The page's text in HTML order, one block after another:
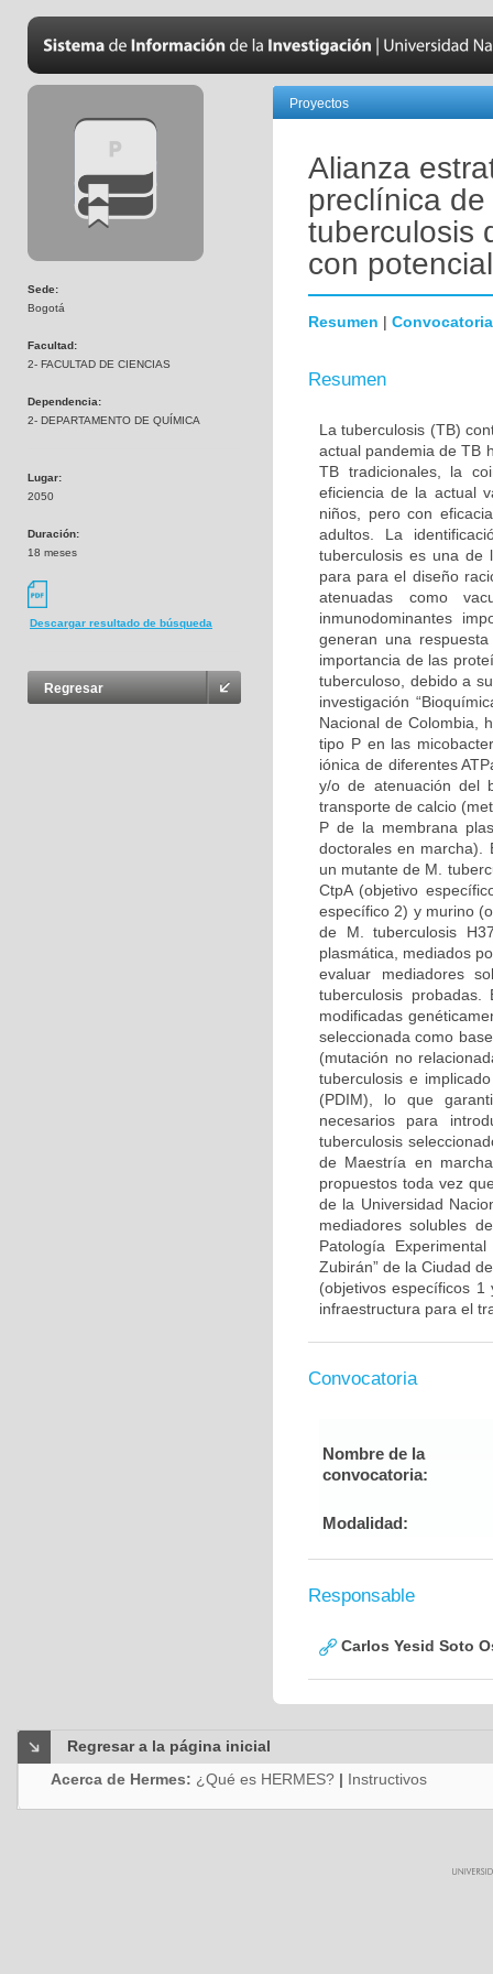
Sede:
Bogotá
Facultad:
2- FACULTAD DE CIENCIAS
Dependencia:
2- DEPARTAMENTO DE QUÍMICA
Lugar:
2050
Duración:
18 meses
Descargar resultado de búsqueda
Regresar
Proyectos
Alianza
preclínica
tuberculosis
con
Resumen | Convocatoria
Resumen
La tuberculosis (TB)
actual pandemia de TB
TB tradicionales, la
eficiencia de la actual
niños, pero con
adultos. La
tuberculosis es una de
para para el diseño
atenuadas como
inmunodominantes
generan una
importancia de las
tuberculoso, debido a
investigación
Nacional de Colombia,
tipo P en las
iónica de diferentes
y/o de atenuación del
transporte de calcio
P de la membrana
doctorales en marcha).
un mutante de M.
CtpA (objetivo
específico 2) y murino
de M. tuberculosis
plasmática, mediados
evaluar mediadores
tuberculosis
modificadas
seleccionada como
(mutación no
tuberculosis e
(PDIM), lo que
necesarios para
tuberculosis
de Maestría en
propuestos toda vez
de la Universidad
mediadores solubles
Patología
Zubirán” de la Ciudad
(objetivos específicos
infraestructura para el
Convocatoria
Nombre de la
convocatoria:
Modalidad:
Responsable
Carlos Yesid Soto
Regresar a la página inicial
Acerca de Hermes: ¿Qué es HERMES? | Instructivos